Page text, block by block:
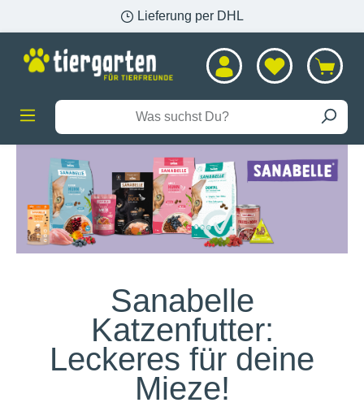
Lieferung per DHL
Sanabelle
Katzenfutter:
Leckeres für deine
Mieze!